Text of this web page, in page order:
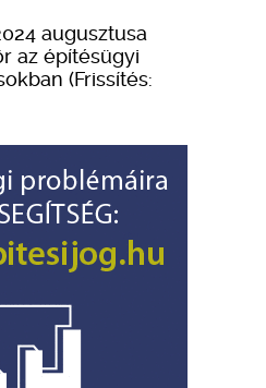
augusztusa
az építésügyi
(Frissítés: